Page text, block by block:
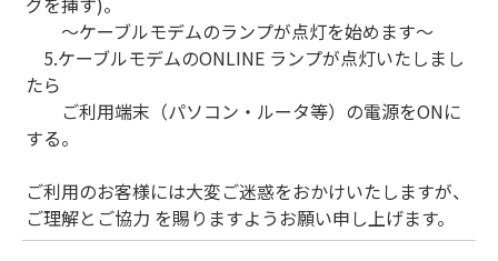
～ケーブルモデムのランプが点灯を始めます～
5.ケーブルモデムのONLINE ランプが点灯いたしまし
たら
ご利用端末（パソコン・ルータ等）の電源をONに
する。
ご利用のお客様には大変ご迷惑をおかけいたしますが、
ご理解とご協力 を賜りますようお願い申し上げます。